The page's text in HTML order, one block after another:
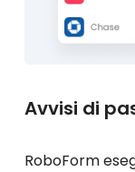
Avvisi di
RoboForm